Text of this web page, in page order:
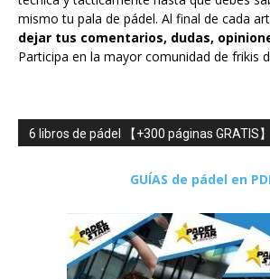
mismo tu pala de pádel. Al final de cada
dejar tus comentarios, dudas,
Participa en la mayor comunidad de frikis
6 libros de pádel 【+300 páginas GRATIS】
GUÍAS de pádel en